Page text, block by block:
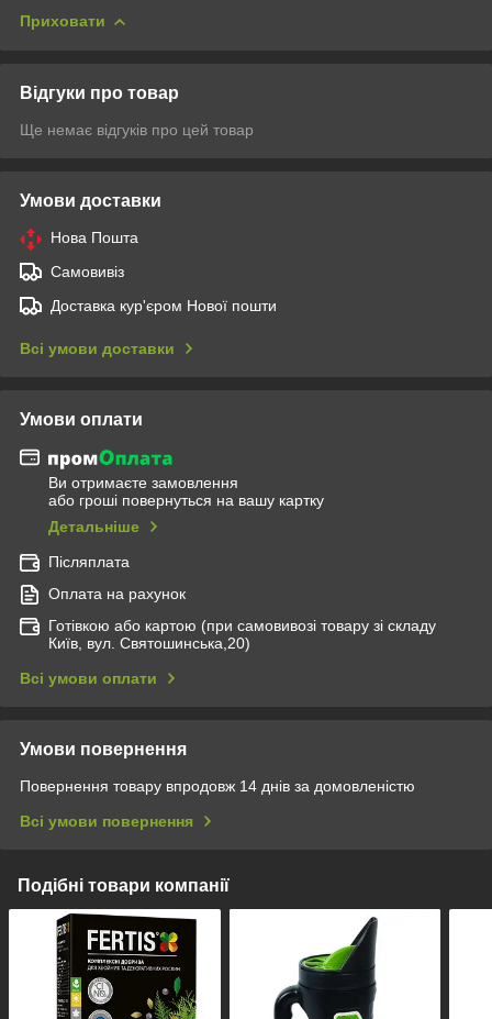
Приховати
Відгуки про товар
Ще немає відгуків про цей товар
Умови доставки
Нова Пошта
Самовивіз
Доставка кур'єром Нової пошти
Всі умови доставки
Умови оплати
Ви отримаєте замовлення
або гроші повернуться на вашу картку
Детальніше
Післяплата
Оплата на рахунок
Готівкою або картою (при самовивозі товару зі складу
Київ, вул. Святошинська,20)
Всі умови оплати
Умови повернення
Повернення товару впродовж 14 днів за домовленістю
Всі умови повернення
Подібні товари компанії